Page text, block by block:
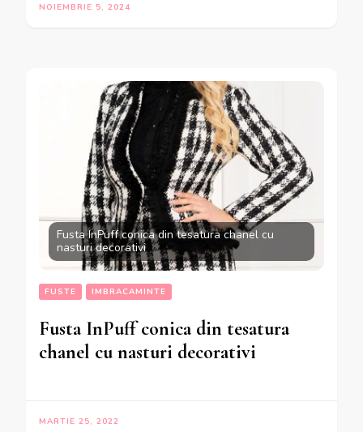
NOIEMBRIE 5, 2024
Fusta InPuff conica din tesatura chanel cu
nasturi decorativi
FUSTE IMBRACAMINTE
Fusta InPuff conica din tesatura
chanel cu nasturi decorativi
MARTIE 25, 2022